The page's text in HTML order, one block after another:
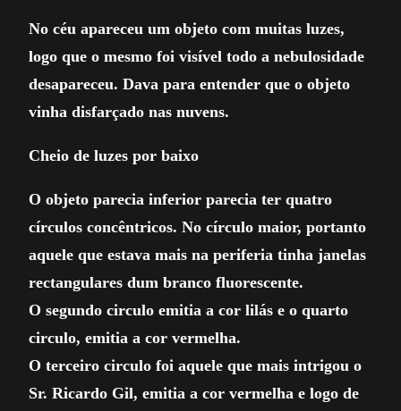
No céu apareceu um objeto com muitas luzes,
logo que o mesmo foi visível todo a nebulosidade
desapareceu. Dava para entender que o objeto
vinha disfarçado nas nuvens.
Cheio de luzes por baixo
O objeto parecia inferior parecia ter quatro
círculos concêntricos. No círculo maior, portanto
aquele que estava mais na periferia tinha janelas
rectangulares dum branco fluorescente.
O segundo circulo emitia a cor lilás e o quarto
circulo, emitia a cor vermelha.
O terceiro circulo foi aquele que mais intrigou o
Sr. Ricardo Gil, emitia a cor vermelha e logo de